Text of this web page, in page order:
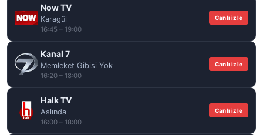
Now TV
Karagül
16:45 – 19:00
Canlı izle
Kanal 7
Memleket Gibisi Yok
16:20 – 18:00
Canlı izle
Halk TV
Aslında
16:00 – 18:00
Canlı izle